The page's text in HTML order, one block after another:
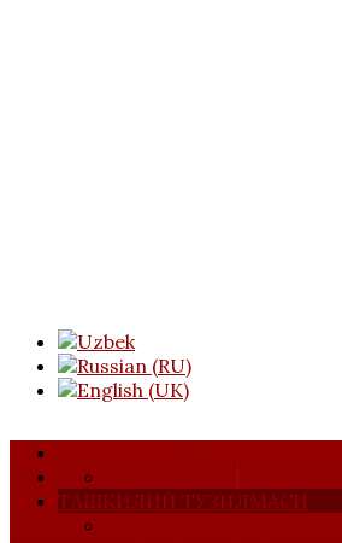
ТАШКИЛИЙ ТУЗИЛМАСИ